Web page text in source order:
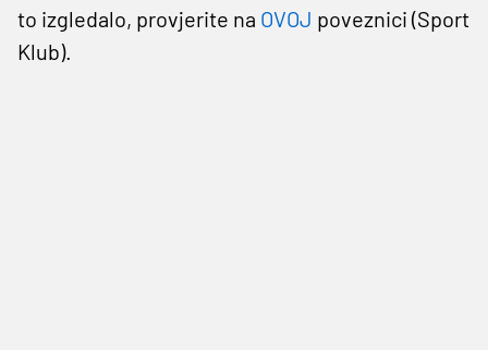
to izgledalo, provjerite na OVOJ poveznici (Sport
Klub).